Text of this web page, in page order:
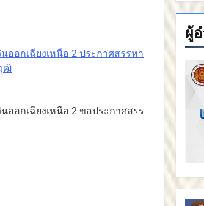
อกเฉียงเหนือ 2 ประกาศสรรหา
ฒิ
อกเฉียงเหนือ 2 ขอประกาศสรร
ผู้